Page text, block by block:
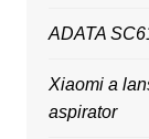
ADATA
Xiaomi a
aspirator